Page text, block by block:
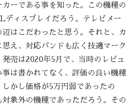
ーである事を知った。この機種の
ディスプレイだろう。テレビメー
はこだわったと思う。それと、カ
え、対応バンドも広く技適マーク
売は2020年5月で、当時のレビュ
は書かれてなく、評価の良い機種
かし価格が5万円弱であったの
象外の機種であっただろう。その